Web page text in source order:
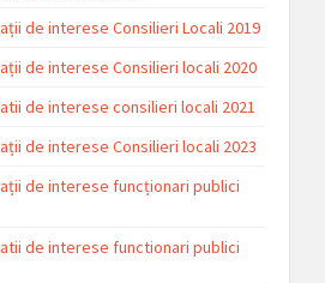
de interese Consilieri Locali 2019
de interese Consilieri locali 2020
de interese consilieri locali 2021
de interese Consilieri locali 2023
de interese funcționari publici
de interese functionari publici